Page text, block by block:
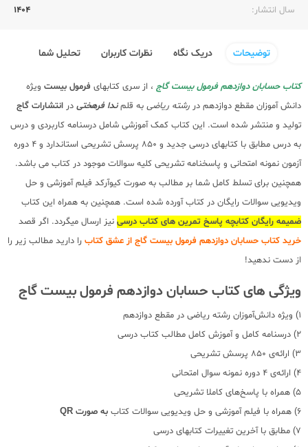
سال انتشار:‌
1404
توضیحات دریک نگاه نظرات کاربران تحلیل شما
کتاب حسابان دوازدهم فرمول بیست گاج ، از سری کتابهای فرمول بیست ویژه
دانش آموزان مقطع دوازدهم در رشته ریاضی به قلمندا فرهختی در انتشارات گاج
تولید و منتشر شده است. این کتاب کمک آموزشی شامل درسنامه کاربردی و درس
به درس مطابق با کتابهای درسی جدید و 850 پرسش تشریحی استاندارد و 4 دوره
آزمون نمونه امتحانی و پاسخنامه تشریحی کلیه سوالات موجود در کتاب می باشد.
همچنین برای تسلط کامل شما بر مطالب به صورت کیوآرکد فیلم آموزشی و حل
ویدیویی سوالات رایگان در کتاب آورده شده است. همچنین به همراه این کتاب
ضمیمه رایگان کتابچه پاسخ تمرین های کتاب درسی نیز ارسال میگردد. اگر قصد
خرید کتاب حسابان دوازدهم فرمول بیست گاج از عشق کتاب را دارید مطالب زیر را
از دست ندهید!
ویژگی های کتاب حسابان دوازدهم فرمول بیست گاج
1) ویژه دانش‌آموزان رشته‌ ریاضی در مقطع دوازدهم
2) درسنامه کامل و آموزش کامل مطالب کتاب درسی
3) ارائه‌ی 850 پرسش تشریحی
4) ارائه‌ی 4 دوره نمونه سوال امتحانی
5) همراه با پاسخ‌های کاملا تشریحی
6) همراه با فیلم آموزشی و حل ویدیویی سوالات کتاب
به صورت QR
7) مطابق با آخرین تغییرات کتابهای درسی